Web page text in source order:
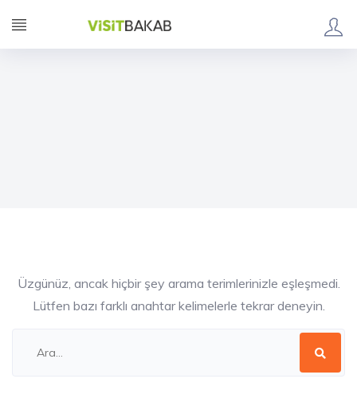
Üzgünüz, ancak hiçbir şey arama terimlerinizle eşleşmedi.
Lütfen bazı farklı anahtar kelimelerle tekrar deneyin.